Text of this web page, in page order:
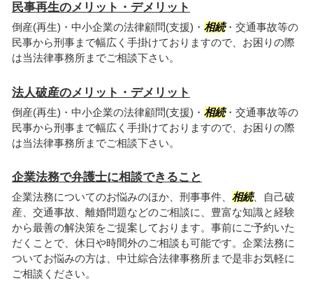
民事再生のメリット・デメリット
倒産(再生)・中小企業の法律顧問(支援)・ 相続・交通事故等の
民事から刑事まで幅広く手掛けておりますので、お困りの際
は当法律事務所までご相談下さい。
法人破産のメリット・デメリット
倒産(再生)・中小企業の法律顧問(支援)・ 相続・交通事故等の
民事から刑事まで幅広く手掛けておりますので、お困りの際
は当法律事務所までご相談下さい。
企業法務で弁護士に相談できること
企業法務についてのお悩みのほか、刑事事件、 相続、自己破
産、交通事故、離婚問題などのご相談に、豊富な知識と経験
から最善の解決策をご提案しております。事前にご予約いた
だくことで、休日や時間外のご相談も可能です。企業法務に
ついてお悩みの方は、中辻綜合法律事務所まで是非お気軽に
ご相談ください。